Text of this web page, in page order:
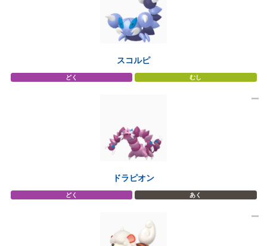
スコルピ
どく むし
ドラピオン
どく あく